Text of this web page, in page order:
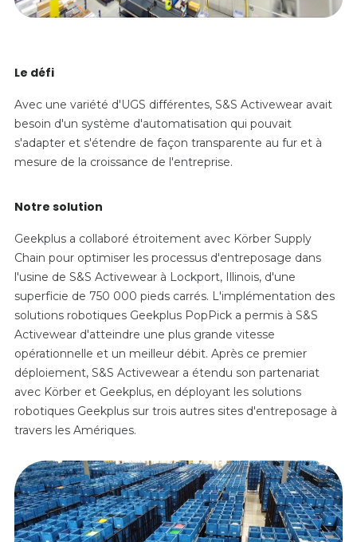
Le défi
Avec une variété d'UGS différentes, S&S Activewear avait
besoin d'un système d'automatisation qui pouvait
s'adapter et s'étendre de façon transparente au fur et à
mesure de la croissance de l'entreprise.
Notre solution
Geekplus a collaboré étroitement avec Körber Supply
Chain pour optimiser les processus d'entreposage dans
l'usine de S&S Activewear à Lockport, Illinois, d'une
superficie de 750 000 pieds carrés. L'implémentation des
solutions robotiques Geekplus PopPick a permis à S&S
Activewear d'atteindre une plus grande vitesse
opérationnelle et un meilleur débit. Après ce premier
déploiement, S&S Activewear a étendu son partenariat
avec Körber et Geekplus, en déployant les solutions
robotiques Geekplus sur trois autres sites d'entreposage à
travers les Amériques.